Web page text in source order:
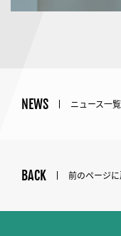
NEWS ニュース一
BACK 前のページ